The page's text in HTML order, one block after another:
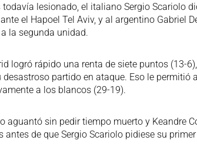
todavía lesionado, el italiano Sergio Scariolo
el Hapoel Tel Aviv, y al argentino Gabriel
la segunda unidad.
logró rápido una renta de siete puntos (13-
desastroso partido en ataque. Eso le permitió
a los blancos (29-19).
aguantó sin pedir tiempo muerto y Keandre
antes de que Sergio Scariolo pidiese su